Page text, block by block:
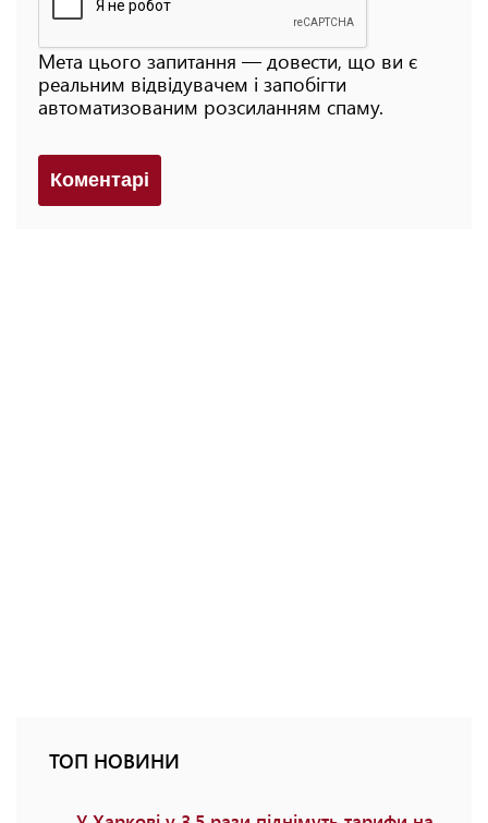
Мета цього запитання — довести, що ви є
реальним відвідувачем і запобігти
автоматизованим розсиланням спаму.
Коментарi
ТОП НОВИНИ